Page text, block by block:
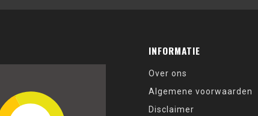
INFORMATIE
Over ons
Algemene voorwaarden
Disclaimer